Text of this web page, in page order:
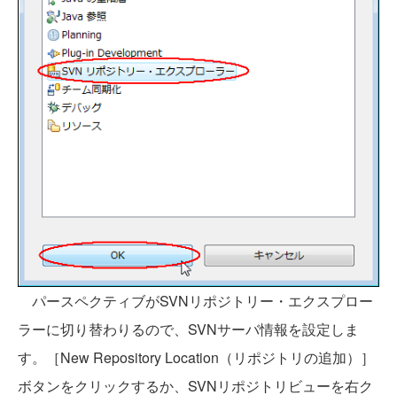
パースペクティブがSVNリポジトリー・エクスプロー
ラーに切り替わりるので、SVNサーバ情報を設定しま
す。［New Repository Location（リポジトリの追加）］
ボタンをクリックするか、SVNリポジトリビューを右ク